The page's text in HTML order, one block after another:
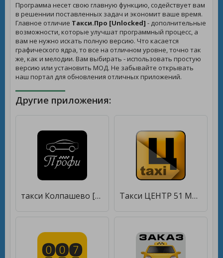
Программа несет свою главную функцию, содействует вам
в решеннии поставленных задач и экономит ваше время.
Главное отличие Такси.Про [Unlocked] - дополнительные
возможности, которые улучшат программный процесс, а
вам не нужно искать полную версию. Что касается
графического ядра, то все на отличном уровне, точно так
же, как и мелодии. Вам выбирать - использовать простую
версию или установить МОД. Не забывайте открывать
наш портал для обновления отличных приложений.
Другие приложения:
такси Колпашево [Unlocked] Такси ЦЕНТР 51 Мончегорск [Unlocked]